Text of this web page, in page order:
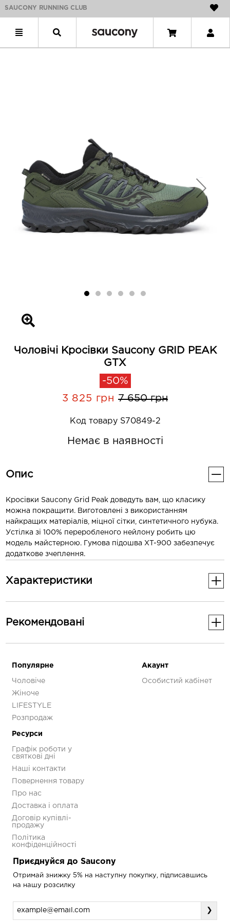
SAUCONY RUNNING CLUB
Previous Next
Чоловічі Кросівки Saucony GRID PEAK
GTX
-50%
3 825 грн 7 650 грн
Код товару S70849-2
Немає в наявності
Опис
Кросівки Saucony Grid Peak доведуть вам, що класику
можна покращити. Виготовлені з використанням
найкращих матеріалів, міцної сітки, синтетичного нубука.
Устілка зі 100% переробленого нейлону робить цю
модель майстерною. Гумова підошва XT-900 забезпечує
додаткове зчеплення.
Характеристики
Додаткові
Колір
Поверхня
Рекомендованi
PROGRID OMNI 9
5 593 грн
Популярне
Чоловіче
Жіноче
LIFESTYLE
Розпродаж
Акаунт
Особистий кабінет
Ресурси
Графік роботи у
святкові дні
Наші контакти
Повернення товару
Про нас
Доставка і оплата
Договір купівлі-
продажу
Політика
конфіденційності
Приєднуйся до Saucony
Отримай знижку 5% на наступну покупку, підписавшись
на нашу розсилку
❯